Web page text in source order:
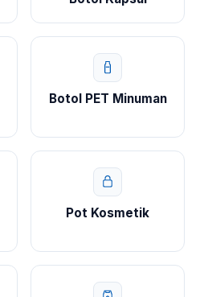
Botol PET Minuman
Pot Kosmetik